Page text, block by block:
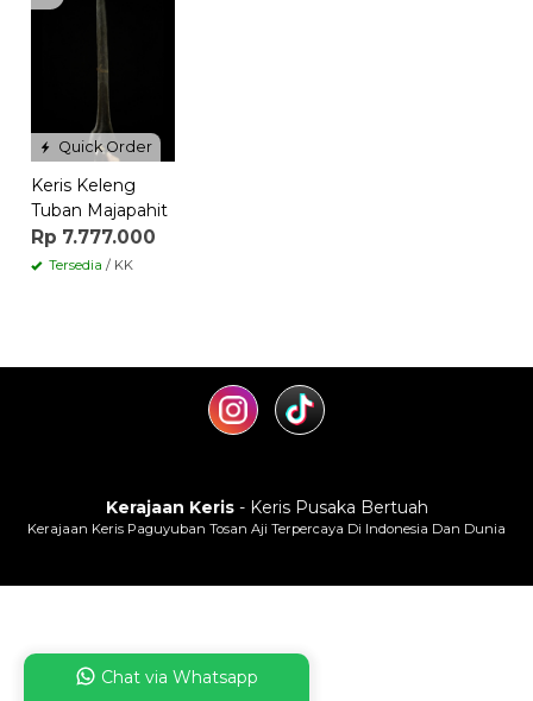
Quick Order
Keris Keleng
Tuban Majapahit
Rp 7.777.000
Tersedia / KK
Kerajaan Keris- Keris Pusaka Bertuah
Kerajaan Keris Paguyuban Tosan Aji Terpercaya Di Indonesia Dan Dunia
Chat via Whatsapp